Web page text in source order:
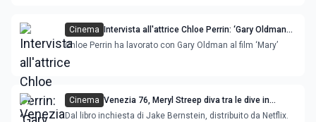
Cinema
Intervista all'attrice Chloe Perrin: ‘Gary Oldman
ha un grande senso dell'umorismo’
Chloe Perrin ha lavorato con Gary Oldman al film ‘Mary’
Cinema Venezia 76, Meryl Streep diva tra le dive in
concorso con The Laundromat
Dal libro inchiesta di Jake Bernstein, distribuito da Netflix.